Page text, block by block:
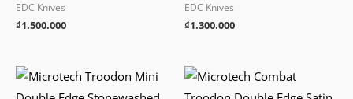
EDC Knives
₫1.500.000
EDC Knives
₫1.300.000